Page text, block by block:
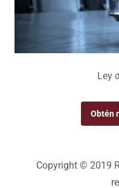
Ley
Obtén
Copyright © 2019